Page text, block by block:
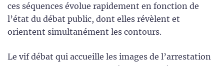
ces séquences évolue rapidement en fonction de
l’état du débat public, dont elles révèlent et
orientent simultanément les contours.
Le vif débat qui accueille les images de l’arrestation